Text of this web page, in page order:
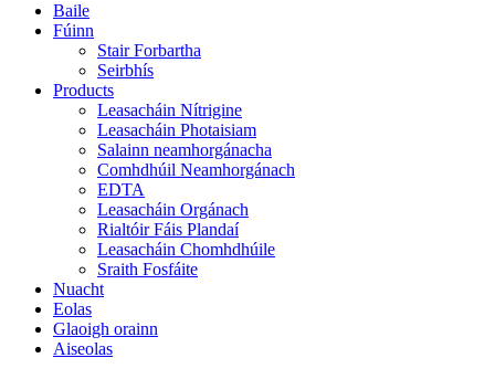
Baile
Fúinn
Stair Forbartha
Seirbhís
Products
Leasacháin Nítrigine
Leasacháin Photaisiam
Salainn neamhorgánacha
Comhdhúil Neamhorgánach
EDTA
Leasacháin Orgánach
Rialtóir Fáis Plandaí
Leasacháin Chomhdhúile
Sraith Fosfáite
Nuacht
Eolas
Glaoigh orainn
Aiseolas